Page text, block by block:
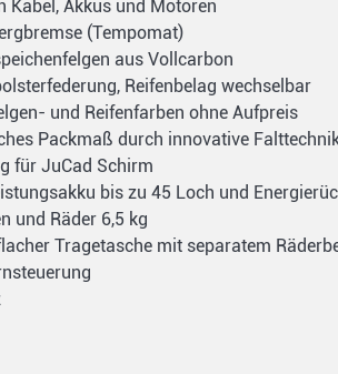
Kabel, Akkus und Motoren
(Tempomat)
aus Vollcarbon
Reifenbelag wechselbar
und Reifenfarben ohne Aufpreis
Packmaß durch innovative
für JuCad Schirm
bis zu 45 Loch und
und Räder 6,5 kg
Tragetasche mit separatem